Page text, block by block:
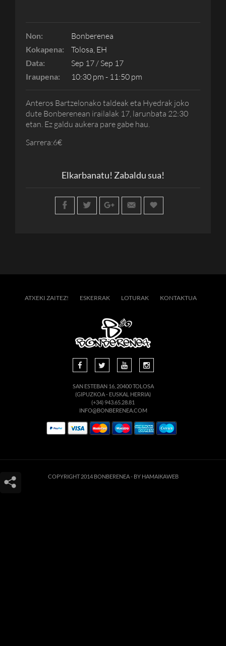
Non: Bonberenea
Kokapena: Tolosa, EH
Data: Sep 17 / Sep 17
Iraupena: 10:30 pm - 11:50 pm
Anteros Bartzelonako taldeak eta Hyedrak joko
dute Bonberenean irailalak 17, larunbata 22:30
etan. Ez galdu aukera pare gabe hau.
Sarrera:6€
Elkarbanatu! Zabaldu sua!
ATXEKI ZAITEZ! ESKERRAK LOTURAK KONTAKTUA
SAN ESTEBAN 16, 20400 TOLOSA
(GIPUZKOA - EUSKAL HERRIA)
(+34) 943.65.28.81
INFO@BONBERENEA.COM
COPYRIGHT 2014 BONBERENEA - BY HAMAIKAWEB